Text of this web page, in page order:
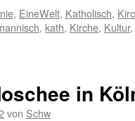
, EineWelt, Katholisch,
, kath, Kirche, Kultur,
in
von Schw